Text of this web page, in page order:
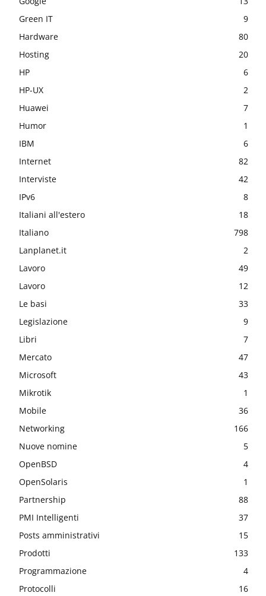
Green IT
9
Hardware
80
Hosting
20
HP
6
HP-UX
2
Huawei
7
Humor
1
IBM
6
Internet
82
Interviste
42
IPv6
8
Italiani all'estero
18
Italiano
798
Lanplanet.it
2
Lavoro
49
Lavoro
12
Le basi
33
Legislazione
9
Libri
7
Mercato
47
Microsoft
43
Mikrotik
1
Mobile
36
Networking
166
Nuove nomine
5
OpenBSD
4
OpenSolaris
1
Partnership
88
PMI Intelligenti
37
Posts amministrativi
15
Prodotti
133
Programmazione
4
Protocolli
16